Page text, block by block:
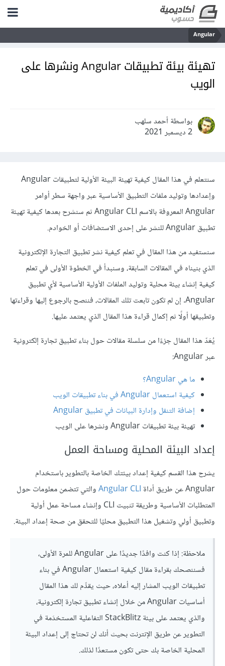
Angular
تهيئة بيئة تطبيقات Angular ونشرها على
الويب
بواسطة أحمد سلهب
2 ديسمبر 2021
سنتعلم في هذا المقال كيفية تهيئة البيئة الأولية لتطبيقات Angular
وإعدادها وتوليد ملفات التطبيق الأساسية عبر واجهة سطر أوامر
Angular المعروفة بالاسم Angular CLI ثم سنشرح بعدها كيفية تهيئة
تطبيق Angular للنشر على إحدى الاستضافات أو الخوادم.
سنستفيد من هذا المقال في تعلم كيفية نشر تطبيق التجارة الإلكترونية
الذي بنيناه في المقالات السابقة، وسنبدأ في الخطوة الأولى في تعلم
كيفية إنشاء بيئة محلية وتوليد الملفات الأولية الأساسية لأي تطبيق
Angular. إن لم تكون تابعت تلك المقالات، فننصح بالرجوع إليها وقراءتها
وتطبيقها أولًا ثم إكمال قراءة هذا المقال الذي يعتمد عليها.
يُعَدّ هذا المقال جزءًا من سلسلة مقالات حول بناء تطبيق تجارة إلكترونية
عبر Angular:
ما هي Angular؟
كيفية استعمال Angular في بناء تطبيقات الويب
إضافة التنقل وإدارة البيانات في تطبيق Angular
تهيئة بيئة تطبيقات Angular ونشرها على الويب
إعداد البيئة المحلية ومساحة العمل
يشرح هذا القسم كيفية إعداد بيئتك الخاصة بالتطوير باستخدام
Angular عن طريق أداة
Angular CLIوالتي تتضمن معلومات حول
المتطلبات الأساسية وطريقة تثبيت CLI وإنشاء مساحة عمل أولية
وتطبيق أولي وتشغيل هذا التطبيق محليًا للتحقق من صحة إعداد البيئة.
ملاحظة: إذا كنت وافدًا جديدًا على Angular للمرة الأولى،
فسننصحك بقراءة مقال كيفية استعمال Angular في بناء
تطبيقات الويب المشار إليه أعلاه، حيث يقدِّم لك هذا المقال
أساسيات Angular من خلال إنشاء تطبيق تجارة إلكترونية،
والذي يعتمد على بيئة StackBlitz التفاعلية المستخدَمة في
التطوير عن طريق الإنترنت بحيث أنك لن تحتاج إلى إعداد البيئة
المحلية الخاصة بك حتى تكون مستعدًا لذلك.